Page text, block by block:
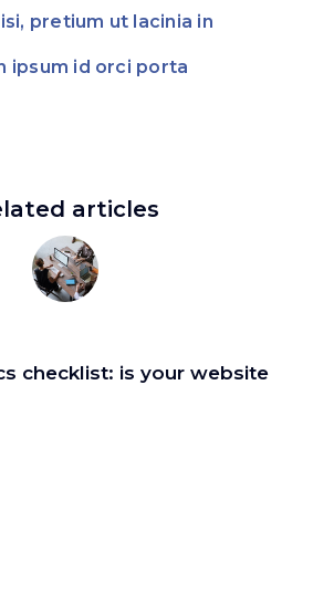
pretium ut lacinia in
ipsum id orci porta
articles
checklist: is your website